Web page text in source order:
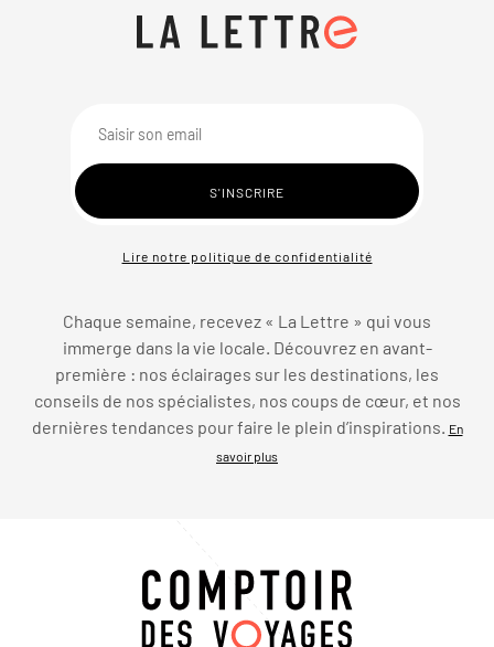
Lire notre politique de confidentialité
Chaque semaine, recevez « La Lettre » qui vous
immerge dans la vie locale. Découvrez en avant-
première : nos éclairages sur les destinations, les
conseils de nos spécialistes, nos coups de cœur, et nos
dernières tendances pour faire le plein d’inspirations. En
savoir plus